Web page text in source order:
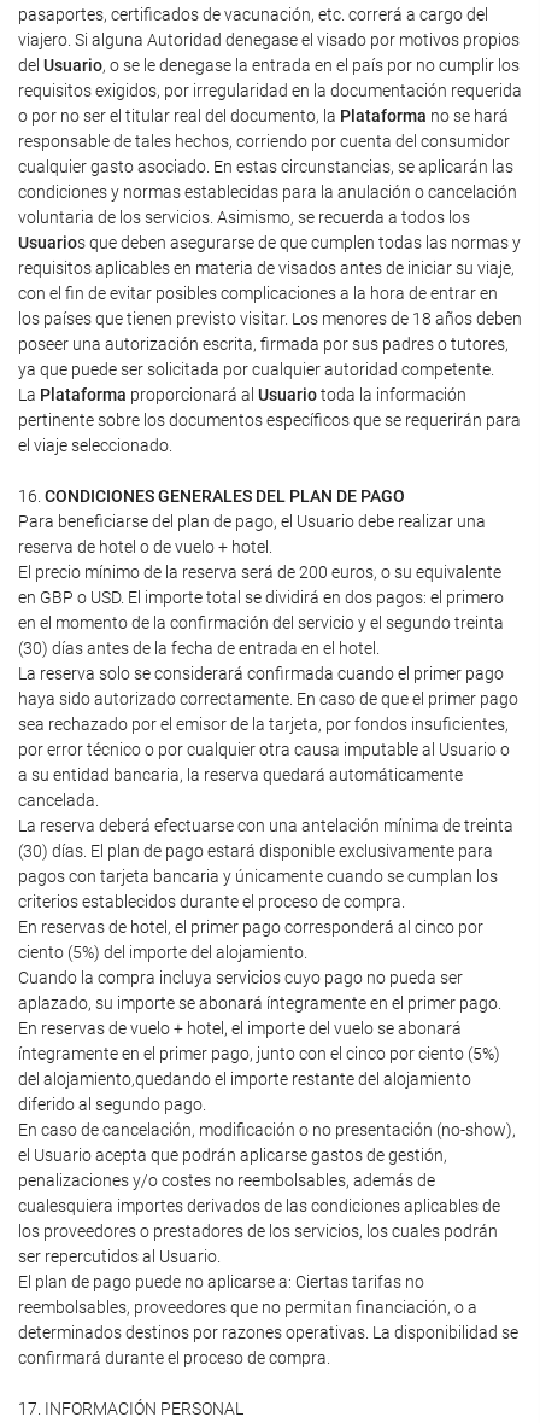
pasaportes, certificados de vacunación, etc. correrá a cargo del
viajero. Si alguna Autoridad denegase el visado por motivos propios
del Usuario, o se le denegase la entrada en el país por no cumplir los
requisitos exigidos, por irregularidad en la documentación requerida
o por no ser el titular real del documento, la Plataforma no se hará
responsable de tales hechos, corriendo por cuenta del consumidor
cualquier gasto asociado. En estas circunstancias, se aplicarán las
condiciones y normas establecidas para la anulación o cancelación
voluntaria de los servicios. Asimismo, se recuerda a todos los
Usuarios que deben asegurarse de que cumplen todas las normas y
requisitos aplicables en materia de visados antes de iniciar su viaje,
con el fin de evitar posibles complicaciones a la hora de entrar en
los países que tienen previsto visitar. Los menores de 18 años deben
poseer una autorización escrita, firmada por sus padres o tutores,
ya que puede ser solicitada por cualquier autoridad competente.
La Plataforma proporcionará al Usuariotoda la información
pertinente sobre los documentos específicos que se requerirán para
el viaje seleccionado.
16. CONDICIONES GENERALES DEL PLAN DE PAGO
Para beneficiarse del plan de pago, el Usuario debe realizar una
reserva de hotel o de vuelo + hotel.
El precio mínimo de la reserva será de 200 euros, o su equivalente
en GBP o USD. El importe total se dividirá en dos pagos: el primero
en el momento de la confirmación del servicio y el segundo treinta
(30) días antes de la fecha de entrada en el hotel.
La reserva solo se considerará confirmada cuando el primer pago
haya sido autorizado correctamente. En caso de que el primer pago
sea rechazado por el emisor de la tarjeta, por fondos insuficientes,
por error técnico o por cualquier otra causa imputable al Usuario o
a su entidad bancaria, la reserva quedará automáticamente
cancelada.
La reserva deberá efectuarse con una antelación mínima de treinta
(30) días. El plan de pago estará disponible exclusivamente para
pagos con tarjeta bancaria y únicamente cuando se cumplan los
criterios establecidos durante el proceso de compra.
En reservas de hotel, el primer pago corresponderá al cinco por
ciento (5%) del importe del alojamiento.
Cuando la compra incluya servicios cuyo pago no pueda ser
aplazado, su importe se abonará íntegramente en el primer pago.
En reservas de vuelo + hotel, el importe del vuelo se abonará
íntegramente en el primer pago, junto con el cinco por ciento (5%)
del alojamiento,quedando el importe restante del alojamiento
diferido al segundo pago.
En caso de cancelación, modificación o no presentación (no-show),
el Usuario acepta que podrán aplicarse gastos de gestión,
penalizaciones y/o costes no reembolsables, además de
cualesquiera importes derivados de las condiciones aplicables de
los proveedores o prestadores de los servicios, los cuales podrán
ser repercutidos al Usuario.
El plan de pago puede no aplicarse a: Ciertas tarifas no
reembolsables, proveedores que no permitan financiación, o a
determinados destinos por razones operativas. La disponibilidad se
confirmará durante el proceso de compra.
17. INFORMACIÓN PERSONAL